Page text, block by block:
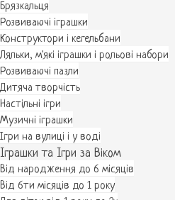
Брязкальця
Розвиваючі іграшки
Конструктори і кегельбани
Ляльки, м'які іграшки і рольові набори
Розвиваючі пазли
Дитяча творчість
Настільні ігри
Музичні іграшки
Ігри на вулиці і у воді
Іграшки та Ігри за Віком
Від народження до 6 місяців
Від 6ти місяців до 1 року